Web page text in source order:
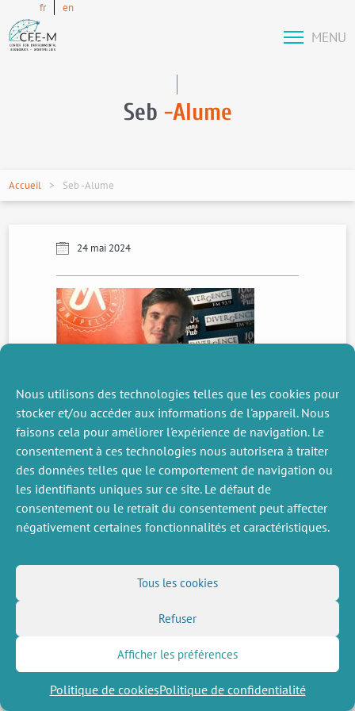
Nous utilisons des technologies telles que les cookies pour
stocker et/ou accéder aux informations de l'appareil. Nous
faisons cela pour améliorer l'expérience de navigation. Le
consentement à ces technologies nous autorisera à traiter
des données telles que le comportement de navigation ou
les identifiants uniques sur ce site. Le défaut de
consentement ou le retrait du consentement peut affecter
négativement certaines fonctionnalités et caractéristiques.
Tous les cookies
Refuser
Afficher les préférences
Politique de cookiesPolitique de confidentialité
fr en
MENU
Seb -Alume
Accueil Seb -Alume
24 mai 2024
PRÉCÉDENTE
DIVERS
Offres d’emploi
Job market
Mentions légales
NOUS SUIVRE
Inscription à la newsletter